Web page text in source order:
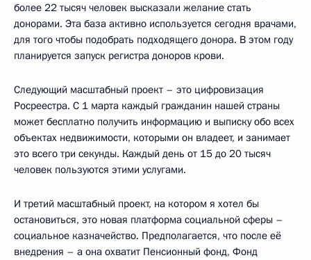
более 22 тысяч человек высказали желание стать
донорами. Эта база активно используется сегодня врачами,
для того чтобы подобрать подходящего донора. В этом году
планируется запуск регистра доноров крови.
Следующий масштабный проект – это цифровизация
Росреестра. С 1 марта каждый гражданин нашей страны
может бесплатно получить информацию и выписку обо всех
объектах недвижимости, которыми он владеет, и занимает
это всего три секунды. Каждый день от 15 до 20 тысяч
человек пользуются этими услугами.
И третий масштабный проект, на котором я хотел бы
остановиться, это новая платформа социальной сферы –
социальное казначейство. Предполагается, что после её
внедрения – а она охватит Пенсионный фонд, Фонд